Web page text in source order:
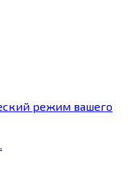
режим вашего